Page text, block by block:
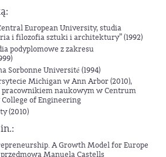
European University, studia
i filozofia sztuki i architektury” (1992)
podyplomowe z zakresu
Sorbonne Université (1994)
Michigan w Ann Arbor (2010),
pracownikiem naukowym w Centrum
of Engineering
(2010)
A Growth Model for Europe
Manuela Castells